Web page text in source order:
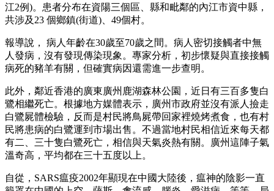
江2例)。患者分布在資陽三個區、縣和毗鄰的內江市資中縣，
共涉及23 個鄉鎮(街道)、49個村。
報導說， 病人年齡在30歲至70歲之間。病人密切接觸者中無
人發病，沒有發現傳染現象。專家分析，初步懷疑與直接接觸
病死的豬羊有關，但確實病因還需進一步查明。
此外，鄰近香港的廣東廣州鹿湖森林公園，近日有三百多隻白
鷺相繼死亡。根據地方媒體表示，廣州市政府並沒有派人撿走
白鷺屍體檢驗，反而是村民將鳥屍帶回家裡燒烤煮食，也有村
民將患病的白鷺運到市場出售。不過當地村民相信近來每天都
有二、三十隻白鷺死亡，相信與天氣炎熱有關。廣州這陣子氣
溫奇高，平均都在三十五度以上。
自從，SARS瘟疫2002年顯現在中國大陸後，瘟神的陰影一直